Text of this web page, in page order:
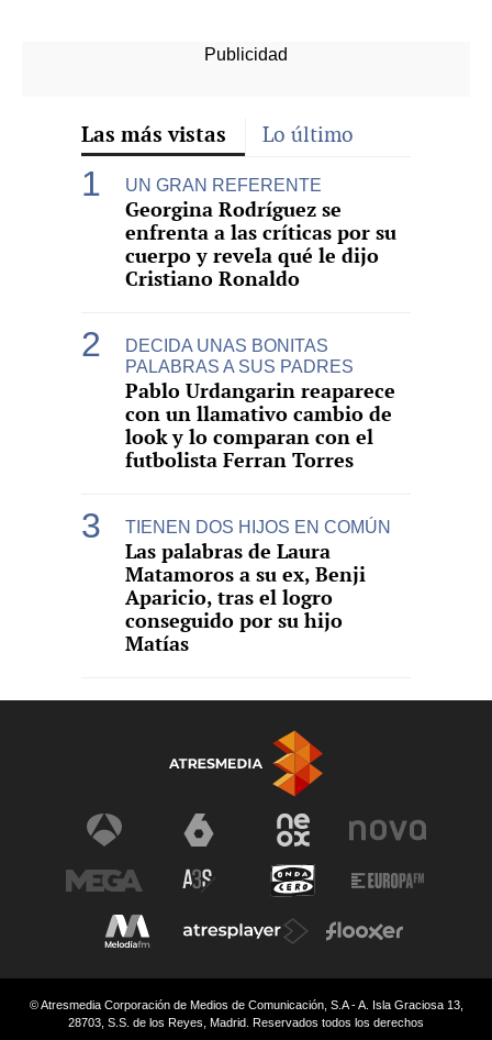
Las más vistas Lo último
UN GRAN REFERENTE
Georgina Rodríguez se
enfrenta a las críticas por su
cuerpo y revela qué le dijo
Cristiano Ronaldo
DECIDA UNAS BONITAS
PALABRAS A SUS PADRES
Pablo Urdangarin reaparece
con un llamativo cambio de
look y lo comparan con el
futbolista Ferran Torres
TIENEN DOS HIJOS EN COMÚN
Las palabras de Laura
Matamoros a su ex, Benji
Aparicio, tras el logro
conseguido por su hijo
Matías
© Atresmedia Corporación de Medios de Comunicación, S.A - A. Isla Graciosa 13,
28703, S.S. de los Reyes, Madrid. Reservados todos los derechos